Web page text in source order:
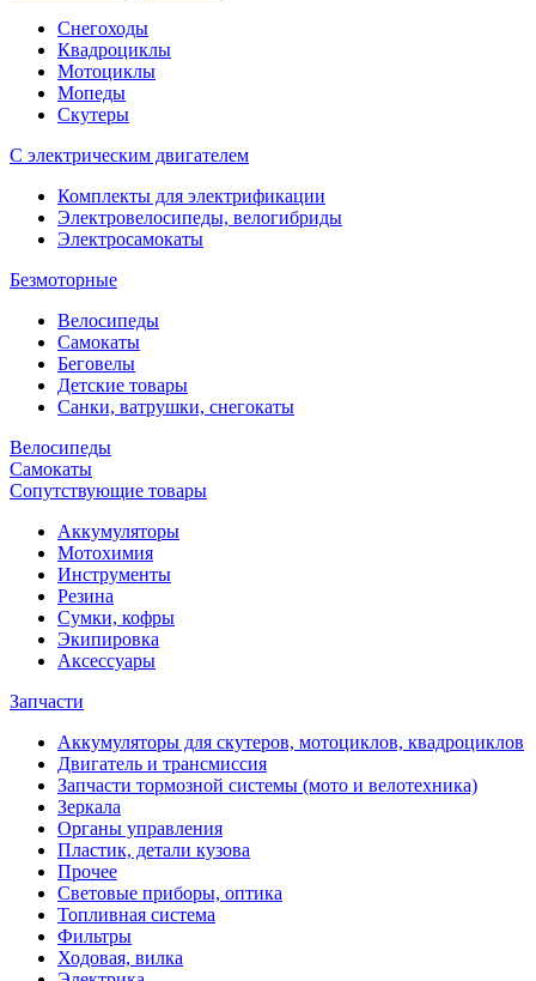
Снегоходы
Квадроциклы
Мотоциклы
Мопеды
Скутеры
С электрическим двигателем
Комплекты для электрификации
Электровелосипеды, велогибриды
Электросамокаты
Безмоторные
Велосипеды
Самокаты
Беговелы
Детские товары
Санки, ватрушки, снегокаты
Велосипеды
Самокаты
Сопутствующие товары
Аккумуляторы
Мотохимия
Инструменты
Резина
Сумки, кофры
Экипировка
Аксессуары
Запчасти
Аккумуляторы для скутеров, мотоциклов, квадроциклов
Двигатель и трансмиссия
Запчасти тормозной системы (мото и велотехника)
Зеркала
Органы управления
Пластик, детали кузова
Прочее
Световые приборы, оптика
Топливная система
Фильтры
Ходовая, вилка